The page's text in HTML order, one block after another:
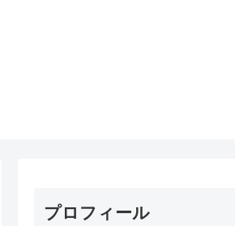
プロフィール